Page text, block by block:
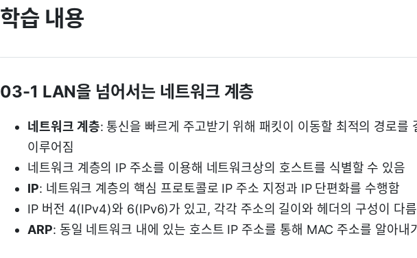
학습 내용
03-1 LAN을 넘어서는 네트워크 계층
네트워크 계층: 통신을 빠르게 주고받기 위해 패킷이 이동할 최적의 경로를
이루어짐
네트워크 계층의 IP 주소를 이용해 네트워크상의 호스트를 식별할 수 있음
IP: 네트워크 계층의 핵심 프로토콜로 IP 주소 지정과 IP 단편화를 수행함
IP 버전 4(IPv4)와 6(IPv6)가 있고, 각각 주소의 길이와 헤더의 구성이 다름
ARP: 동일 네트워크 내에 있는 호스트 IP 주소를 통해 MAC 주소를 알아내